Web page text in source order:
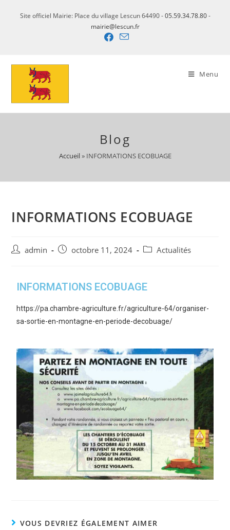
Site officiel Mairie: Place du village Lescun 64490 -05.59.34.78.80-
mairie@lescun.fr
Menu
Blog
Accueil» INFORMATIONS ECOBUAGE
INFORMATIONS ECOBUAGE
admin octobre 11, 2024 Actualités
INFORMATIONS ECOBUAGE
https://pa.chambre-agriculture.fr/agriculture-64/organiser-
sa-sortie-en-montagne-en-periode-decobuage/
VOUS DEVRIEZ ÉGALEMENT AIMER